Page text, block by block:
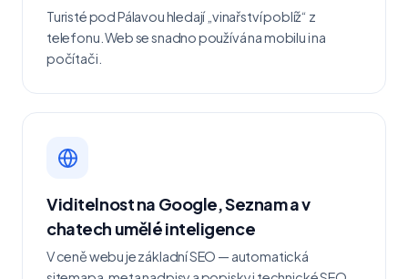
Turisté pod Pálavou hledají „vinařství poblíž“ z
telefonu. Web se snadno používá na mobilu i na
počítači.
Viditelnost na Google, Seznam a v
chatech umělé inteligence
V ceně webu je základní SEO — automatická